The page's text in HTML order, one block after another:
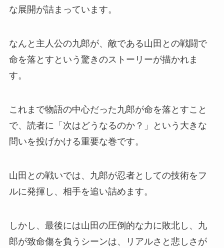
な展開が詰まっています。
なんと主人公の九郎が、敵である山田との戦闘で
命を落とすという驚きのストーリーが描かれま
す。
これまで物語の中心だった九郎が命を落とすこと
で、読者に「次はどうなるのか？」という大きな
問いを投げかける重要な巻です。
山田との戦いでは、九郎が忍者としての技術をフ
ルに発揮し、相手を追い詰めます。
しかし、最後には山田の圧倒的な力に敗北し、九
郎が致命傷を負うシーンは、リアルさと悲しさが